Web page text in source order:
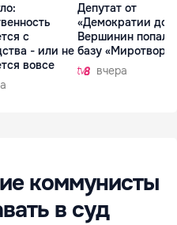
с
- или не
вовсе
Депутат от
«Демократии
Вершинин попал в
базу
вчера
коммунисты
в суд